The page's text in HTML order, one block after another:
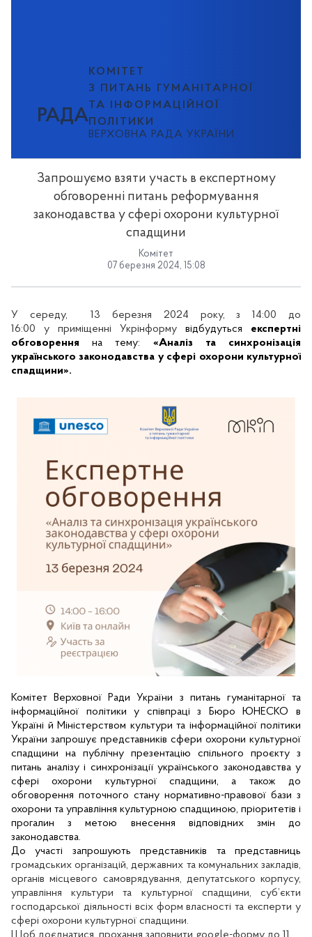
РАДА
КОМІТЕТ
З ПИТАНЬ ГУМАНІТАРНОЇ
ТА ІНФОРМАЦІЙНОЇ
ПОЛІТИКИ
ВЕРХОВНА РАДА УКРАЇНИ
Запрошуємо взяти участь в експертному
обговоренні питань реформування
законодавства у сфері охорони культурної
спадщини
Комітет
07 березня 2024, 15:08
У середу, 13 березня 2024 року, з14:00 до
16:00
у приміщенні Укрінформу відбудуться експертні
обговорення на тему: «Аналіз та синхронізація
українського законодавства у сфері охорони культурної
спадщини».
Комітет Верховної Ради України з питань гуманітарної та
інформаційної політики у співпраці з Бюро ЮНЕСКО в
Україні й Міністерством культури та інформаційної політики
України запрошує представників сфери охорони культурної
спадщини на публічну презентацію спільного проєкту з
питань аналізу і синхронізації українського законодавства у
сфері охорони культурної спадщини, а також до
обговорення поточного стану нормативно-правової бази з
охорони та управління культурною спадщиною, пріоритетів і
прогалин з метою внесення відповідних змін до
законодавства.
До участі запрошують представників та представниць
громадських організацій, державних та комунальних закладів,
органів місцевого самоврядування, депутатського корпусу,
управління культури та культурної спадщини, суб’єкти
господарської діяльності всіх форм власності та експерти у
сфері охорони культурної спадщини.
Щоб доєднатися, прохання заповнити google-форму до 11